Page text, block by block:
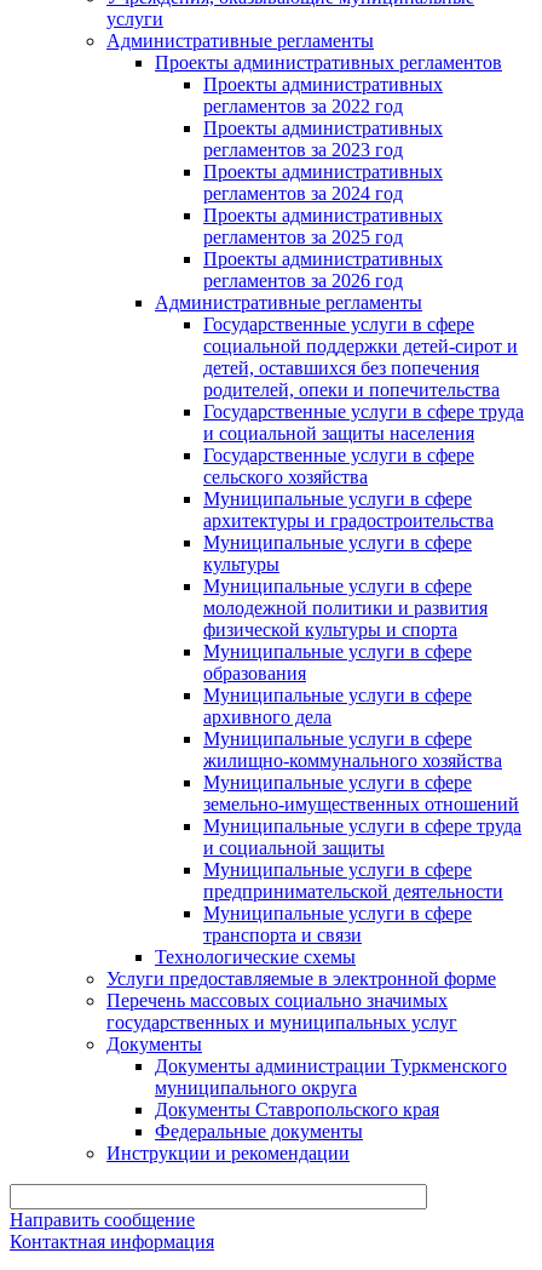
услуги
Административные регламенты
Проекты административных регламентов
Проекты административных
регламентов за 2022 год
Проекты административных
регламентов за 2023 год
Проекты административных
регламентов за 2024 год
Проекты административных
регламентов за 2025 год
Проекты административных
регламентов за 2026 год
Административные регламенты
Государственные услуги в сфере
социальной поддержки детей-сирот и
детей, оставшихся без попечения
родителей, опеки и попечительства
Государственные услуги в сфере труда
и социальной защиты населения
Государственные услуги в сфере
сельского хозяйства
Муниципальные услуги в сфере
архитектуры и градостроительства
Муниципальные услуги в сфере
культуры
Муниципальные услуги в сфере
молодежной политики и развития
физической культуры и спорта
Муниципальные услуги в сфере
образования
Муниципальные услуги в сфере
архивного дела
Муниципальные услуги в сфере
жилищно-коммунального хозяйства
Муниципальные услуги в сфере
земельно-имущественных отношений
Муниципальные услуги в сфере труда
и социальной защиты
Муниципальные услуги в сфере
предпринимательской деятельности
Муниципальные услуги в сфере
транспорта и связи
Технологические схемы
Услуги предоставляемые в электронной форме
Перечень массовых социально значимых
государственных и муниципальных услуг
Документы
Документы администрации Туркменского
муниципального округа
Документы Ставропольского края
Федеральные документы
Инструкции и рекомендации
Направить сообщение
Контактная информация